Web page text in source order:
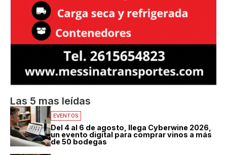
Las 5 mas leídas
EVENTOS
Del 4 al 6 de agosto, llega Cyberwine 2026,
un evento digital para comprar vinos a más
de 50 bodegas